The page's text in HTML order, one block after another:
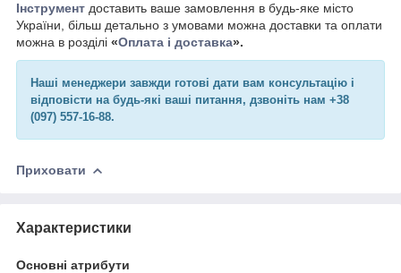
Інструмент доставить ваше замовлення в будь-яке місто
України, більш детально з умовами можна доставки та оплати
можна в розділі «Оплата і доставка».
Наші менеджери завжди готові дати вам консультацію і
відповісти на будь-які ваші питання, дзвоніть нам +38
(097) 557-16-88.
Приховати
Характеристики
Основні атрибути